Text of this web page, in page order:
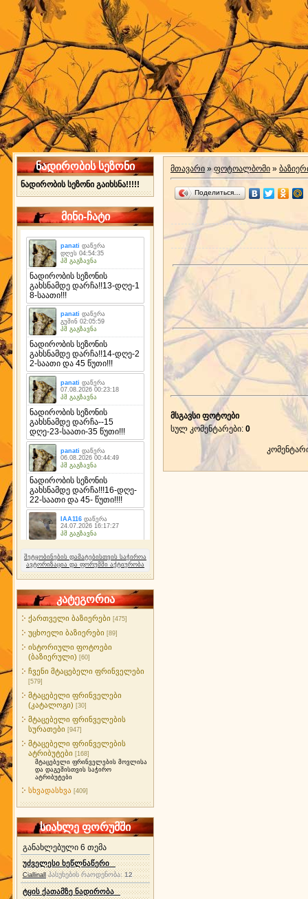
ნადირობის სეზონი
ნადირობის სეზონი გაიხსნა!!!!!
მინი-ჩატი
შეტყობინების დამატებისთვის საჭიროა
ავტორიზაცია და ფორუმში აქტიურობა
კატეგორია
ქართველი ბაზიერები [475]
უცხოელი ბაზიერები [89]
ისტორიული ფოტოები
(ბაზიერული) [60]
ჩვენი მტაცებელი ფრინველები
[579]
მტაცებელი ფრინველები
(კატალოგი) [30]
მტაცებელი ფრინველების
სურათები [947]
მტაცებელი ფრინველების
ატრიბუტები [168]
მტაცებელი ფრინველების მოვლისა
და დაგეშისთვის საჭირო
ატრიბუტები
სხვადასხვა [409]
სიახლე ფორუმში
განახლებული 6 თემა
უძველესი ხეწლნაწერი
Ciallinall პასუხების რაოდენობა:12
ტყის ქათამზე ნადირობა
მთავარი » ფოტოალბომი »
Поделиться…
მსგავსი ფოტოები
სულ კომენტარები: 0